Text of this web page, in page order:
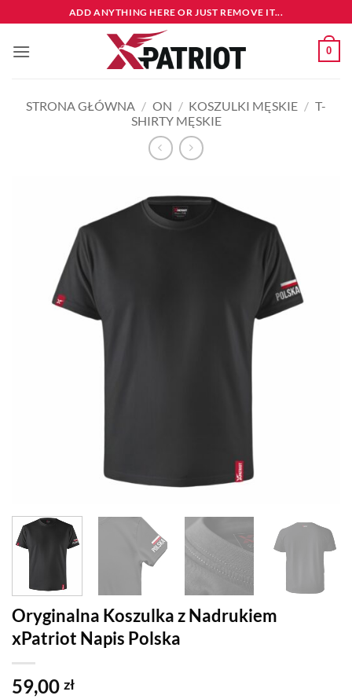
do
zawartości
ADD ANYTHING HERE OR JUST REMOVE IT...
0
STRONA GŁÓWNA / ON / KOSZULKI MĘSKIE / T-
SHIRTY MĘSKIE
Oryginalna Koszulka z Nadrukiem
xPatriot Napis Polska
59,00 zł